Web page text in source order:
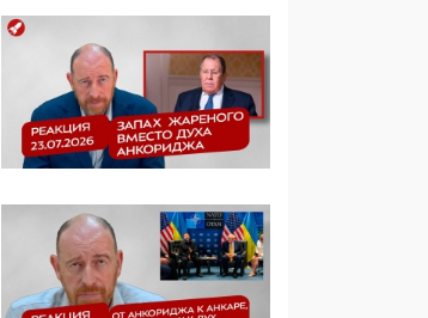
традиционные
ценности и немного
двоемыслия
11:53, 09 Июня 2026
Прокуратура наконец
экстремистскую
деятельность ИИТО
ЮНЕСКО в России, но
цифроглобалисты
продолжают